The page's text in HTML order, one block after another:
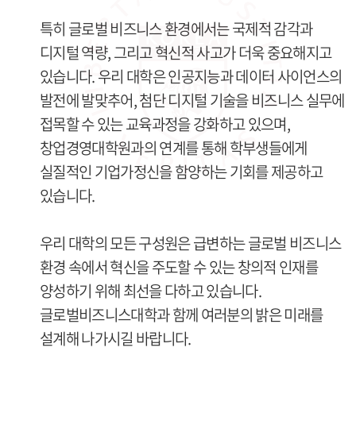
특히 글로벌 비즈니스 환경에서는 국제적 감각과
디지털 역량, 그리고 혁신적 사고가 더욱 중요해지고
있습니다. 우리 대학은 인공지능과 데이터 사이언스의
발전에 발맞추어, 첨단 디지털 기술을 비즈니스 실무에
접목할 수 있는 교육과정을 강화하고 있으며,
창업경영대학원과의 연계를 통해 학부생들에게
실질적인 기업가정신을 함양하는 기회를 제공하고
있습니다.
우리 대학의 모든 구성원은 급변하는 글로벌 비즈니스
환경 속에서 혁신을 주도할 수 있는 창의적 인재를
양성하기 위해 최선을 다하고 있습니다.
글로벌비즈니스대학과 함께 여러분의 밝은 미래를
설계해 나가시길 바랍니다.